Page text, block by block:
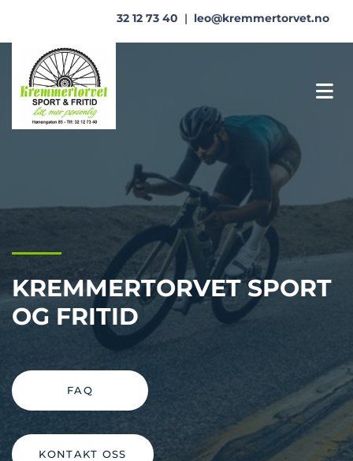
32 12 73 40 | leo@kremmertorvet.no
KREMMERTORVET SPORT
OG FRITID
FAQ
KONTAKT OSS